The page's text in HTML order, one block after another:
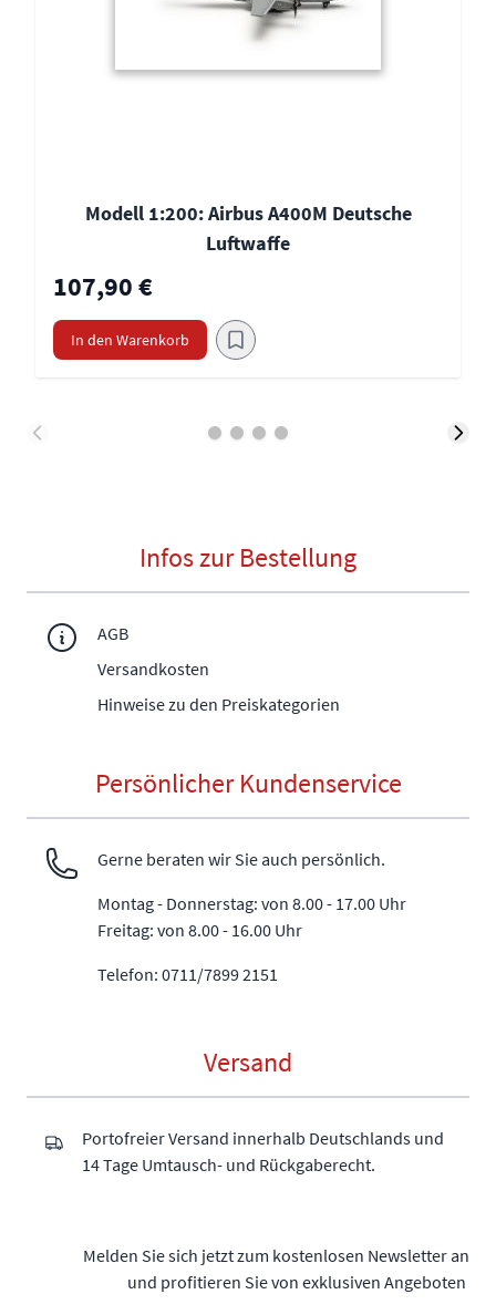
Modell 1:200: Airbus A400M Deutsche
Luftwaffe
107,90 €
In den Warenkorb
Infos zur Bestellung
AGB
Versandkosten
Hinweise zu den Preiskategorien
Persönlicher Kundenservice
Gerne beraten wir Sie auch persönlich.
Montag - Donnerstag: von 8.00 - 17.00 Uhr
Freitag: von 8.00 - 16.00 Uhr
Telefon: 0711/7899 2151
Versand
Portofreier Versand innerhalb Deutschlands und
14 Tage Umtausch- und Rückgaberecht.
Melden Sie sich jetzt zum kostenlosen Newsletter an
und profitieren Sie von exklusiven Angeboten